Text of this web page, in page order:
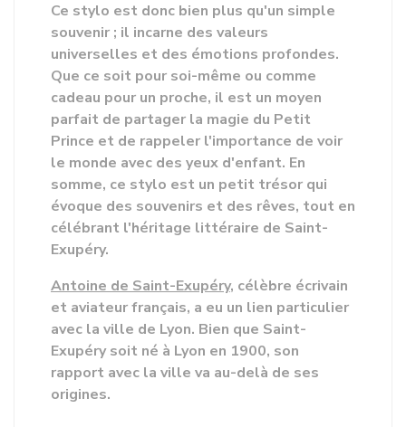
Ce stylo est donc bien plus qu'un simple
souvenir ; il incarne des valeurs
universelles et des émotions profondes.
Que ce soit pour soi-même ou comme
cadeau pour un proche, il est un moyen
parfait de partager la magie du Petit
Prince et de rappeler l'importance de voir
le monde avec des yeux d'enfant. En
somme, ce stylo est un petit trésor qui
évoque des souvenirs et des rêves, tout en
célébrant l'héritage littéraire de Saint-
Exupéry.
Antoine de Saint-Exupéry, célèbre écrivain
et aviateur français, a eu un lien particulier
avec la ville de Lyon. Bien que Saint-
Exupéry soit né à Lyon en 1900, son
rapport avec la ville va au-delà de ses
origines.